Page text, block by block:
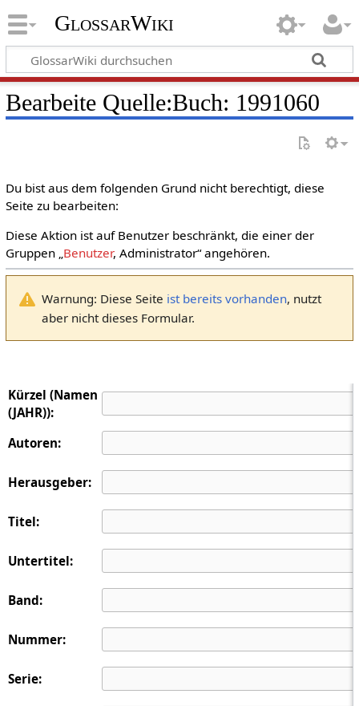
GlossarWiki
Bearbeite Quelle:Buch: 1991060
Du bist aus dem folgenden Grund nicht berechtigt, diese
Seite zu bearbeiten:
Diese Aktion ist auf Benutzer beschränkt, die einer der
Gruppen „Benutzer, Administrator“ angehören.
Warnung: Diese Seite ist bereits vorhanden, nutzt
aber nicht dieses Formular.
Kürzel (Namen
(JAHR)):
Autoren:
Herausgeber:
Titel:
Untertitel:
Band:
Nummer:
Serie: